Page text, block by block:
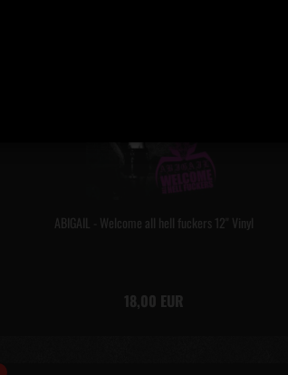
ABIGAIL - Welcome all hell fuckers 12" Vinyl
18,00 EUR